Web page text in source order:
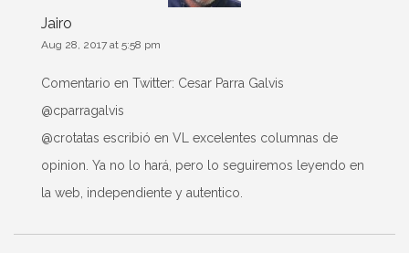
Jairo
Aug 28, 2017 at 5:58 pm
Comentario en Twitter: Cesar Parra Galvis‏
@cparragalvis
@crotatas escribió en VL excelentes columnas de
opinion. Ya no lo hará, pero lo seguiremos leyendo en
la web, independiente y autentico.